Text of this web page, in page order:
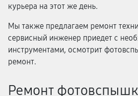
курьера на этот же день.
Мы также предлагаем ремонт
сервисный инженер приедет с
инструментами, осмотрит
ремонт.
Ремонт